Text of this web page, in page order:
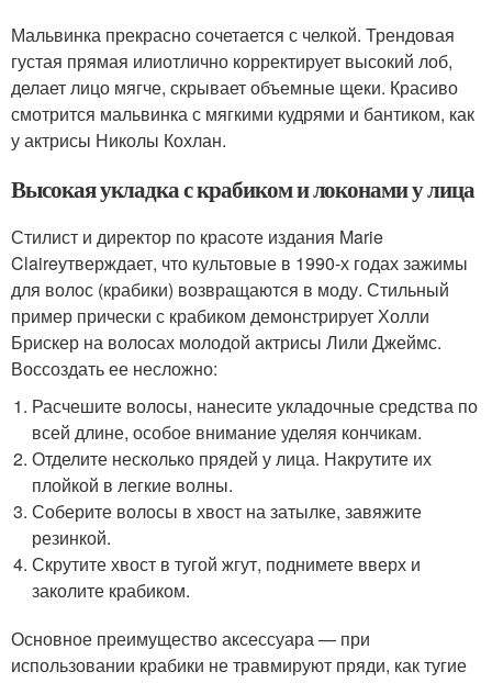
Мальвинка прекрасно сочетается с челкой. Трендовая
густая прямая илиотлично корректирует высокий лоб,
делает лицо мягче, скрывает объемные щеки. Красиво
смотрится мальвинка с мягкими кудрями и бантиком, как
у актрисы Николы Кохлан.
Высокая укладка с крабиком и локонами у лица
Стилист и директор по красоте издания Marie
Claireутверждает, что культовые в 1990-х годах зажимы
для волос (крабики) возвращаются в моду. Стильный
пример прически с крабиком демонстрирует Холли
Брискер на волосах молодой актрисы Лили Джеймс.
Воссоздать ее несложно:
Расчешите волосы, нанесите укладочные средства по
всей длине, особое внимание уделяя кончикам.
Отделите несколько прядей у лица. Накрутите их
плойкой в легкие волны.
Соберите волосы в хвост на затылке, завяжите
резинкой.
Скрутите хвост в тугой жгут, поднимете вверх и
заколите крабиком.
Основное преимущество аксессуара — при
использовании крабики не травмируют пряди, как тугие